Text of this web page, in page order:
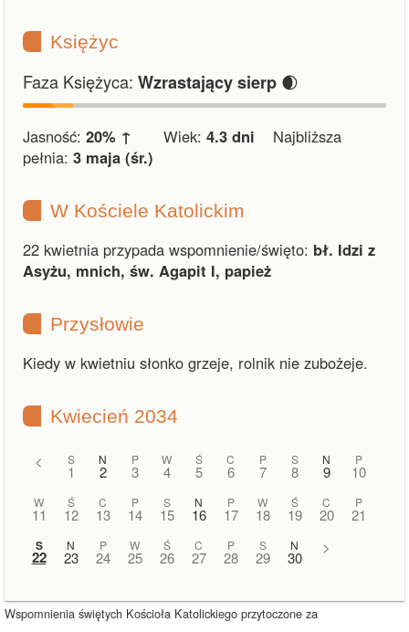
Księżyc
Faza Księżyca: Wzrastający sierp 🌒
Jasność: 20% ↑ Wiek: 4.3 dni Najbliższa
pełnia: 3 maja (śr.)
W Kościele Katolickim
22 kwietnia przypada wspomnienie/święto: bł. Idzi z
Asyżu, mnich, św. Agapit I, papież
Przysłowie
Kiedy w kwietniu słonko grzeje, rolnik nie zubożeje.
Kwiecień 2034
< S
1
N
2
P
3
W
4
Ś
5
C
6
P
7
S
8
N
9
P
10
W
11
Ś
12
C
13
P
14
S
15
N
16
P
17
W
18
Ś
19
C
20
P
21
S
22
N
23
P
24
W
25
Ś
26
C
27
P
28
S
29
N
30
>
Wspomnienia świętych Kościoła Katolickiego przytoczone za